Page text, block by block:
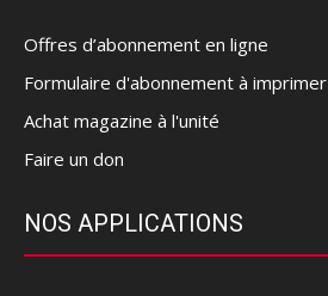
Offres d’abonnement en ligne
Formulaire d'abonnement à imprimer
Achat magazine à l'unité
Faire un don
NOS APPLICATIONS